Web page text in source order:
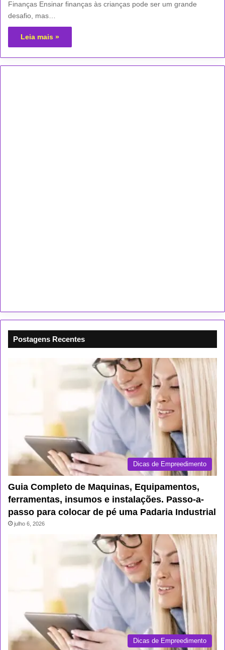
Finanças Ensinar finanças às crianças pode ser um grande
desafio, mas…
Leia mais »
Postagens Recentes
Dicas de Empreedimento
Guia Completo de Maquinas, Equipamentos,
ferramentas, insumos e instalações. Passo-a-
passo para colocar de pé uma Padaria Industrial
julho 6, 2026
Dicas de Empreedimento